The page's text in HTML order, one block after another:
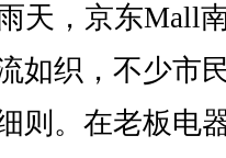
，京东Mall
如织，不少市
则。在老板电